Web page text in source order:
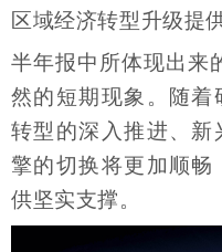
区域经济转型升级提
半年报中所体现出来
然的短期现象。随着
转型的深入推进、新
擎的切换将更加顺畅
供坚实支撑。